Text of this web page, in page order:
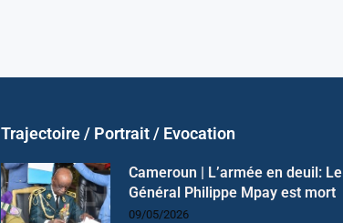
Trajectoire / Portrait / Evocation
Cameroun | L’armée en deuil: Le
Général Philippe Mpay est mort
09/05/2026